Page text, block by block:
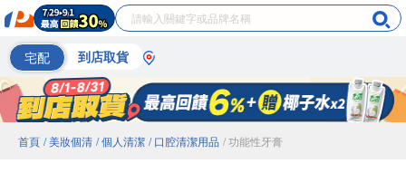
宅配 到店取貨
首頁 / 美妝個清 / 個人清潔 / 口腔清潔用品 / 功能性牙膏